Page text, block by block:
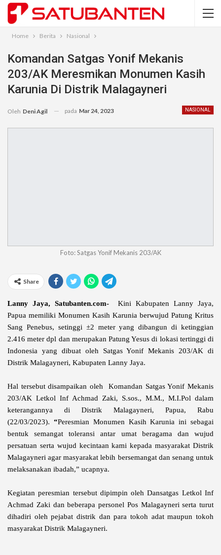
Home Berita Nasional
Komandan Satgas Yonif Mekanis
203/AK Meresmikan Monumen Kasih
Karunia Di Distrik Malagayneri
NASIONAL
Oleh Deni Agil pada Mar 24, 2023
Foto: Satgas Yonif Mekanis 203/AK
Share
Lanny Jaya, Satubanten.com- Kini Kabupaten Lanny Jaya,
Papua memiliki Monumen Kasih Karunia berwujud Patung Kritus
Sang Penebus, setinggi ±2 meter yang dibangun di ketinggian
2.416 meter dpl dan merupakan Patung Yesus di lokasi tertinggi di
Indonesia yang dibuat oleh Satgas Yonif Mekanis 203/AK di
Distrik Malagayneri, Kabupaten Lanny Jaya.
Hal tersebut disampaikan oleh Komandan Satgas Yonif Mekanis
203/AK Letkol Inf Achmad Zaki, S.sos., M.M., M.I.Pol dalam
keterangannya di Distrik Malagayneri, Papua, Rabu
(22/03/2023). “Peresmian Monumen Kasih Karunia ini sebagai
bentuk semangat toleransi antar umat beragama dan wujud
persatuan serta wujud kecintaan kami kepada masyarakat Distrik
Malagayneri agar masyarakat lebih bersemangat dan senang untuk
melaksanakan ibadah,” ucapnya.
Kegiatan peresmian tersebut dipimpin oleh Dansatgas Letkol Inf
Achmad Zaki dan beberapa personel Pos Malagayneri serta turut
dihadiri oleh pejabat distrik dan para tokoh adat maupun tokoh
masyarakat Distrik Malagayneri.